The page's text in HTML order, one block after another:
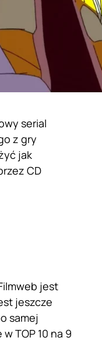
serial
z gry
jak
CD
jest
jeszcze
samej
TOP 10 na 9